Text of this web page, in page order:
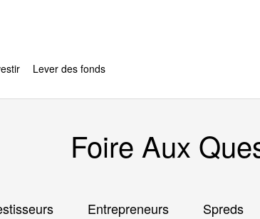
Lever des fonds
Foire Aux
Entrepreneurs Spreds